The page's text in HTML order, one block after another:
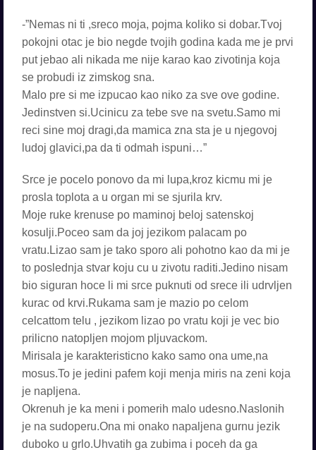
-”Nemas ni ti ,sreco moja, pojma koliko si dobar.Tvoj
pokojni otac je bio negde tvojih godina kada me je prvi
put jebao ali nikada me nije karao kao zivotinja koja
se probudi iz zimskog sna.
Malo pre si me izpucao kao niko za sve ove godine.
Jedinstven si.Ucinicu za tebe sve na svetu.Samo mi
reci sine moj dragi,da mamica zna sta je u njegovoj
ludoj glavici,pa da ti odmah ispuni…”
Srce je pocelo ponovo da mi lupa,kroz kicmu mi je
prosla toplota a u organ mi se sjurila krv.
Moje ruke krenuse po maminoj beloj satenskoj
kosulji.Poceo sam da joj jezikom palacam po
vratu.Lizao sam je tako sporo ali pohotno kao da mi je
to poslednja stvar koju cu u zivotu raditi.Jedino nisam
bio siguran hoce li mi srce puknuti od srece ili udrvljen
kurac od krvi.Rukama sam je mazio po celom
celcattom telu , jezikom lizao po vratu koji je vec bio
prilicno natopljen mojom pljuvackom.
Mirisala je karakteristicno kako samo ona ume,na
mosus.To je jedini pafem koji menja miris na zeni koja
je napljena.
Okrenuh je ka meni i pomerih malo udesno.Naslonih
je na sudoperu.Ona mi onako napaljena gurnu jezik
duboko u grlo.Uhvatih ga zubima i poceh da ga